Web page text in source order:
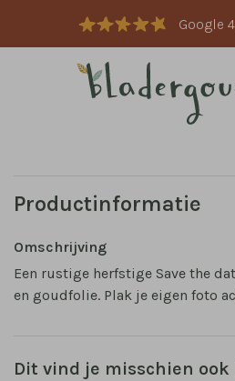
Google
Productinformatie
Omschrijving
Een rustige herfstige Save the
en goudfolie. Plak je eigen foto
Dit vind je misschien ook